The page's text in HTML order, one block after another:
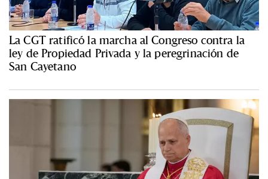
La CGT ratificó la marcha al Congreso contra la
ley de Propiedad Privada y la peregrinación de
San Cayetano